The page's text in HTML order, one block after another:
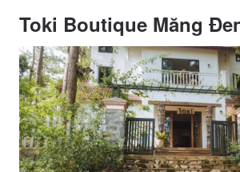
Toki Boutique Măng